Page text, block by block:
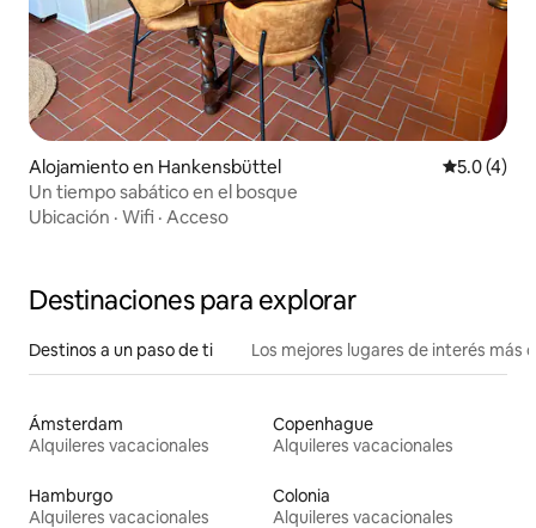
Alojamiento en Hankensbüttel
5.0 (4)
Un tiempo sabático en el bosque
Ubicación · Wifi · Acceso
Destinaciones para explorar
Destinos a un paso de ti Los mejores lugares de interés más
Ámsterdam
Alquileres vacacionales
Copenhague
Alquileres vacacionales
Hamburgo
Alquileres vacacionales
Colonia
Alquileres vacacionales